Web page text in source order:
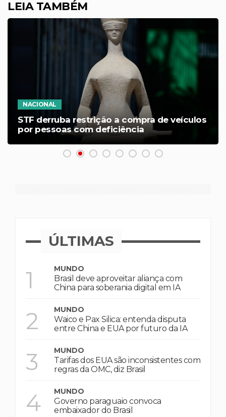
LEIA TAMBÉM
NACIONAL
STF derruba restrição a compra de veículos
por pessoas com deficiência
ÚLTIMAS
1 MUNDO
Brasil deve aproveitar aliança com
China para soberania digital em IA
2 MUNDO
Waico e Pax Silica: entenda disputa
entre China e EUA por futuro da IA
3 MUNDO
Tarifas dos EUA são inconsistentes com
regras da OMC, diz Brasil
4 MUNDO
Governo paraguaio convoca
embaixador do Brasil